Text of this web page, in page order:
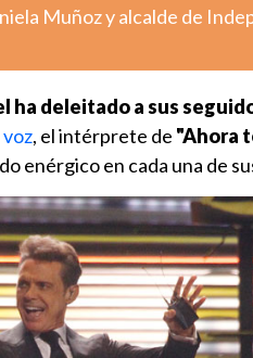
Muñoz y alcalde de
ha deleitado a sus
, el intérprete de "Ahora
enérgico en cada una de